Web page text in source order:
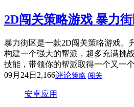
2D闯关策略游戏 暴力
暴力街区是一款2D闯关策略游戏。
构建一个强大的帮派，超多充满挑
技能，带领你的帮派取得一个又一
09月24日 2,166评论策略 闯关
安卓应用